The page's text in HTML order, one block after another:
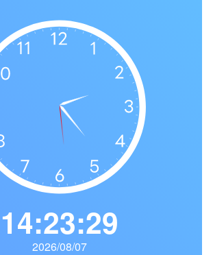
14:23:30
2026/08/07